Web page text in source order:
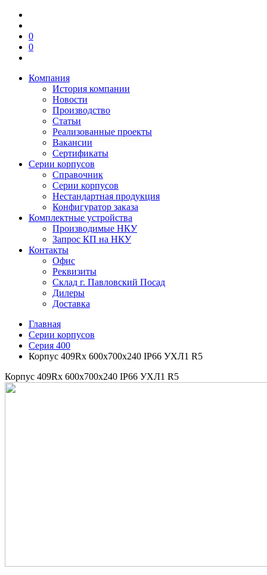
0
0
Компания
История компании
Новости
Производство
Статьи
Реализованные проекты
Вакансии
Сертификаты
Серии корпусов
Справочник
Серии корпусов
Нестандартная продукция
Конфигуратор заказа
Комплектные устройства
Производимые НКУ
Запрос КП на НКУ
Контакты
Офис
Реквизиты
Склад г. Павловский Посад
Дилеры
Доставка
Главная
Серии корпусов
Серия 400
Корпус 409Rx 600х700х240 IP66 УХЛ1 R5
Корпус 409Rx 600х700х240 IP66 УХЛ1 R5